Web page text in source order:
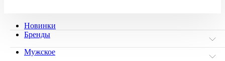
Новинки
Бренды
Мужское